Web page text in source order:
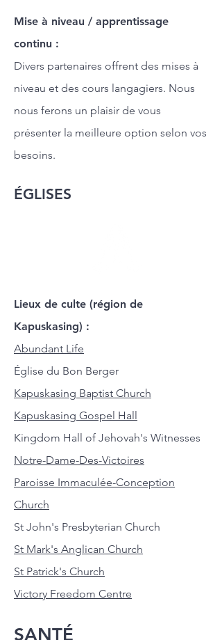
Mise à niveau / apprentissage
continu :
Divers partenaires offrent des mises à
niveau et des cours langagiers. Nous
nous ferons un plaisir de vous
présenter la meilleure option selon vos
besoins.
ÉGLISES
Lieux de culte (région de
Kapuskasing) :
Abundant Life
Église du Bon Berger
Kapuskasing Baptist Church
Kapuskasing Gospel Hall
Kingdom Hall of Jehovah's Witnesses
Notre-Dame-Des-Victoires
Paroisse Immaculée-Conception
Church
St John's Presbyterian Church
St Mark's Anglican Church
St Patrick's Church
Victory Freedom Centre
SANTÉ